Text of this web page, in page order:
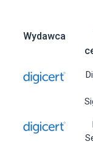
Wydawca